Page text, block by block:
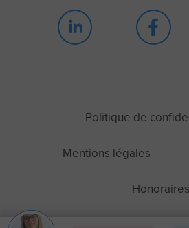
Politique de
Mentions légales
Honoraires
Blah blah blah Cookie
Bon ok, ces cookies ne sont ni sucrés, ni
connaître et de vous proposer les contenus